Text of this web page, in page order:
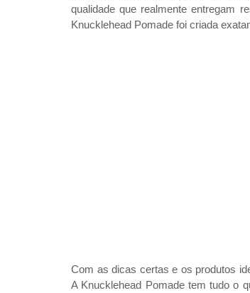
qualidade que realmente entregam
Knucklehead Pomade foi criada
Com as dicas certas e os produtos
A Knucklehead Pomade tem tudo o